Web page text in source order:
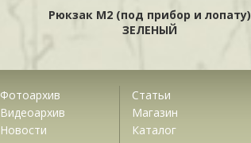
Рюкзак М2 (под прибор и лопату)
ЗЕЛЕНЫЙ
Фотоархив
Видеоархив
Новости
Статьи
Магазин
Каталог